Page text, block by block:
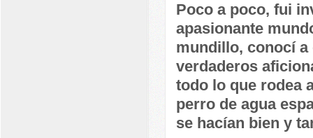
Poco a poco, fui
apasionante
mundillo, conocí
verdaderos
todo lo que rodea
perro de agua
se hacían bien y